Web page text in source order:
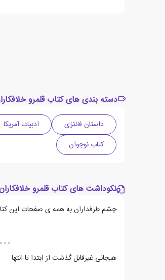
دسته بندی های کتاب قلمرو
داستان فانتزی ادبیات آمریکا
کتاب نوجوان
نکوداشت های کتاب قلمرو
چشم طرفداران به همه ی صفحات این
هیجانی غیرقابل گذشت از ابتدا تا انتها.